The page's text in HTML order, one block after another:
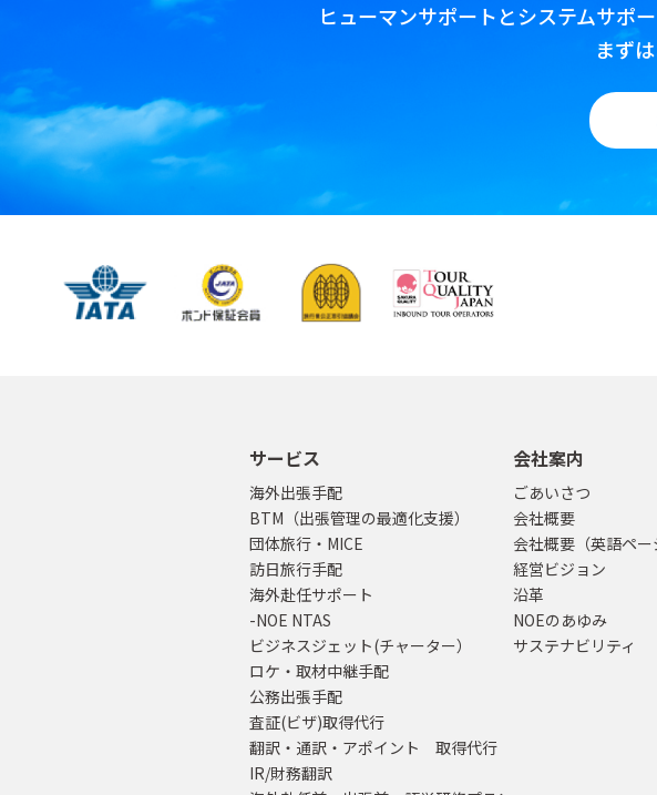
ヒューマンサポートとシステムサポ
まず
サービス
海外出張手配
BTM（出張管理の最適化支援）
団体旅行・MICE
訪日旅行手配
海外赴任サポート
-NOE NTAS
ビジネスジェット(チャーター）
ロケ・取材中継手配
公務出張手配
査証(ビザ)取得代行
翻訳・通訳・アポイント 取得代行
IR/財務翻訳
会社案内
ごあいさつ
会社概要
会社概要（英語ペー
経営ビジョン
沿革
NOEのあゆみ
サステナビリティ